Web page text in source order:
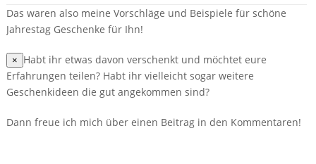
Das waren also meine Vorschläge und Beispiele für schöne
Jahrestag Geschenke für Ihn!
× Habt ihr etwas davon verschenkt und möchtet eure
Erfahrungen teilen? Habt ihr vielleicht sogar weitere
Geschenkideen die gut angekommen sind?
Dann freue ich mich über einen Beitrag in den Kommentaren!